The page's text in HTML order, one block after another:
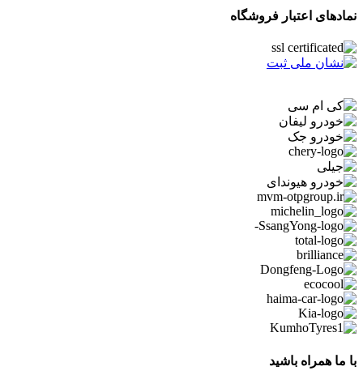
نمادهای اعتبار فروشگاه
با ما همراه باشید